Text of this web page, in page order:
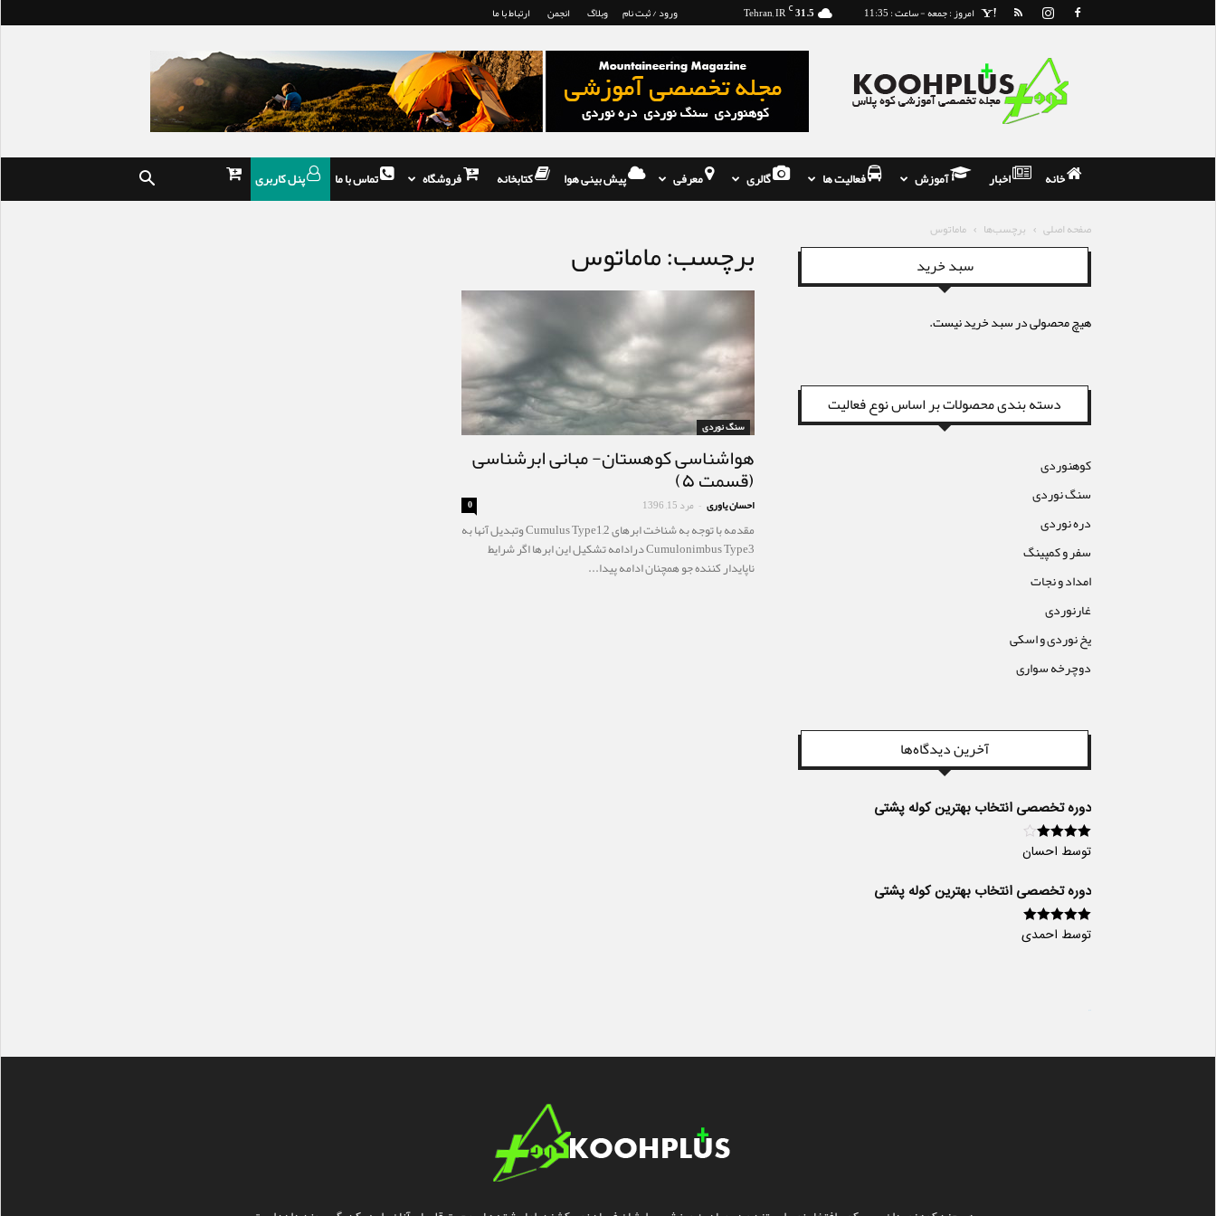
31.5
C
Tehran, IR امروز : جمعه - ساعت : 11:35 ورود / ثبت نام وبلاگ انجمن ارتباط با ما
مجله
و
فروشگاه
تخصصی
نوردی
خانه اخبار آموزش فعالیت ها گالری معرفی پیش بینی هوا کتابخانه فروشگاه تماس با ما پنل کاربری
صفحه اصلی برچسب‌ها ماماتوس برچسب: ماماتوس
سنگ نوردی
هواشناسی کوهستان- مبانی ابرشناسی
(قسمت ۵)
احسان یاوری - مرد 15, 1396 0
مقدمه با توجه به شناخت ابرهای Cumulus Type1,2 وتبدیل آنها به
Cumulonimbus Type3 درادامه تشکیل این ابرها اگر شرایط
ناپایدار کننده جو همچنان ادامه پیدا...
سبد خرید
هیچ محصولی در سبد خرید نیست.
دسته بندی محصولات بر اساس نوع فعالیت
کوهنوردی
سنگ نوردی
دره نوردی
سفر و کمپینگ
امداد و نجات
غارنوردی
یخ نوردی و اسکی
دوچرخه سواری
آخرین دیدگاه‌ها
دوره تخصصی انتخاب بهترین کوله پشتی
امتیاز 4از
توسط احسان
دوره تخصصی انتخاب بهترین کوله پشتی
امتیاز 5از 5
توسط احمدی